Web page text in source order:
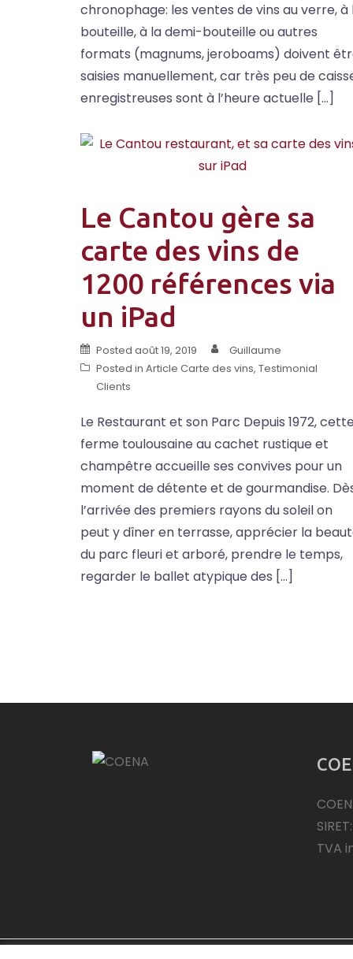
chronophage: les ventes de vins au verre, à
bouteille, à la demi-bouteille ou autres
formats (magnums, jeroboams) doivent
saisies manuellement, car très peu de
enregistreuses sont à l’heure actuelle […]
Le Cantou gère sa
carte des vins de
1200 références via
un iPad
Posted août 19, 2019
Guillaume
Posted in Article Carte des vins, Testimonial
Clients
Le Restaurant et son Parc Depuis 1972, cette
ferme toulousaine au cachet rustique et
champêtre accueille ses convives pour un
moment de détente et de gourmandise.
l’arrivée des premiers rayons du soleil on
peut y dîner en terrasse, apprécier la
du parc fleuri et arboré, prendre le temps,
regarder le ballet atypique des […]
TVA